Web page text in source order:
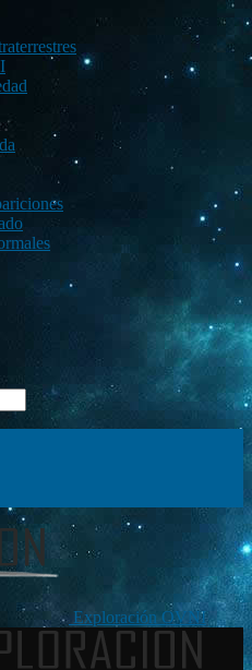
Exploración OVNI